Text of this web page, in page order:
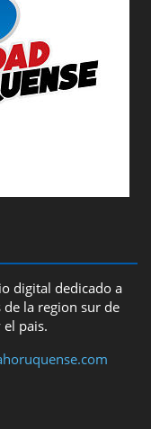
digital dedicado a
la region sur de
pais.